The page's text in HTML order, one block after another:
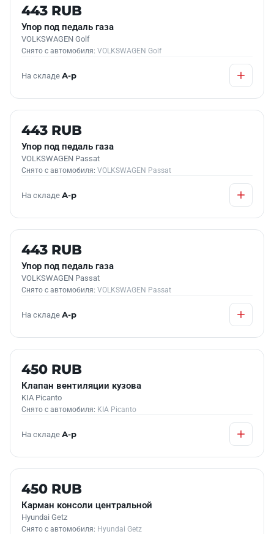
Б/У В НАЛИЧИИ
443 RUB
Упор под педаль газа
VOLKSWAGEN Golf
Снято с автомобиля: VOLKSWAGEN Golf
На складе А-р
Б/У В НАЛИЧИИ
443 RUB
Упор под педаль газа
VOLKSWAGEN Passat
Снято с автомобиля: VOLKSWAGEN Passat
На складе А-р
Б/У В НАЛИЧИИ
443 RUB
Упор под педаль газа
VOLKSWAGEN Passat
Снято с автомобиля: VOLKSWAGEN Passat
На складе А-р
Б/У В НАЛИЧИИ
450 RUB
Клапан вентиляции кузова
KIA Picanto
Снято с автомобиля: KIA Picanto
На складе А-р
Б/У В НАЛИЧИИ
450 RUB
Карман консоли центральной
Hyundai Getz
Снято с автомобиля: Hyundai Getz